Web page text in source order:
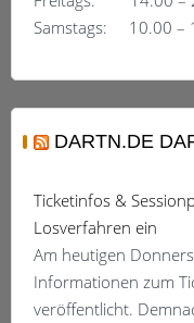
Samstags: 10.00 –
DARTN.DE
Ticketinfos &
Losverfahren ein
Am heutigen
Informationen zum
veröffentlicht.